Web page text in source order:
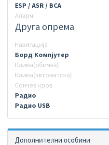
ESP / ASR / BCA
Аларм
Друга опрема
Навигација
Борд Компјутер
Клима(обична)
Клима(автоматска)
Сончев кров
Радио
Радио USB
Дополнителни особини